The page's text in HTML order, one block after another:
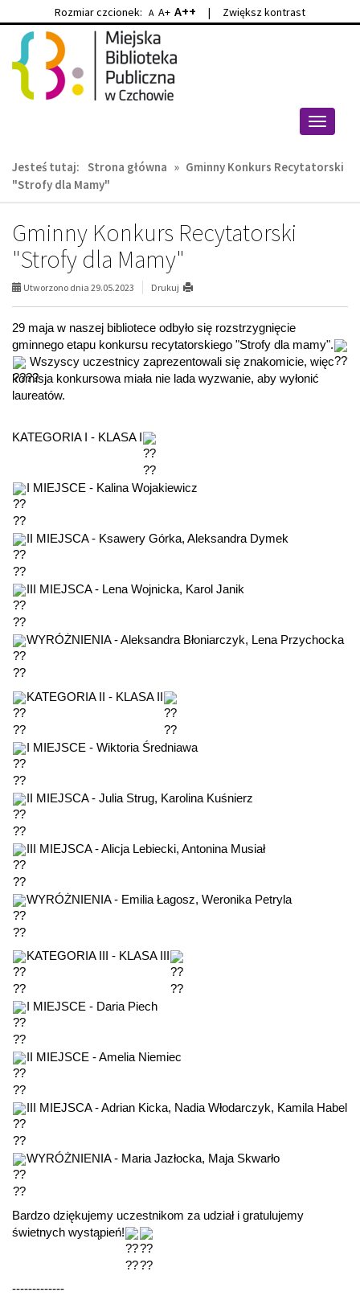
Przejdź
głównej
treści
Przejdź
wyszukiwarki
Rozmiar czcionek: A A+ A++ | Zwiększ kontrast
Przełącz
Jesteś tutaj: Strona główna » Gminny Konkurs Recytatorski
"Strofy dla Mamy"
Gminny Konkurs Recytatorski
"Strofy dla Mamy"
Utworzono dnia 29.05.2023 Drukuj
29 maja w naszej bibliotece odbyło się rozstrzygnięcie
gminnego etapu konkursu recytatorskiego "Strofy dla mamy".
Wszyscy uczestnicy zaprezentowali się znakomicie, więc
komisja konkursowa miała nie lada wyzwanie, aby wyłonić
laureatów.
KATEGORIA I - KLASA I
I MIEJSCE - Kalina Wojakiewicz
II MIEJSCA - Ksawery Górka, Aleksandra Dymek
III MIEJSCA - Lena Wojnicka, Karol Janik
WYRÓŻNIENIA - Aleksandra Błoniarczyk, Lena Przychocka
KATEGORIA II - KLASA II
I MIEJSCE - Wiktoria Średniawa
II MIEJSCA - Julia Strug, Karolina Kuśnierz
III MIEJSCA - Alicja Lebiecki, Antonina Musiał
WYRÓŻNIENIA - Emilia Łagosz, Weronika Petryla
KATEGORIA III - KLASA III
I MIEJSCE - Daria Piech
II MIEJSCE - Amelia Niemiec
III MIEJSCA - Adrian Kicka, Nadia Włodarczyk, Kamila Habel
WYRÓŻNIENIA - Maria Jazłocka, Maja Skwarło
Bardzo dziękujemy uczestnikom za udział i gratulujemy
świetnych wystąpień!
-------------